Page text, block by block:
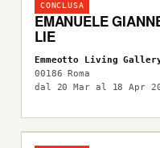
CONCLUSA
EMANUELE
LIE
Emmeotto Living
00186 Roma
dal 20 Mar al 18 Apr